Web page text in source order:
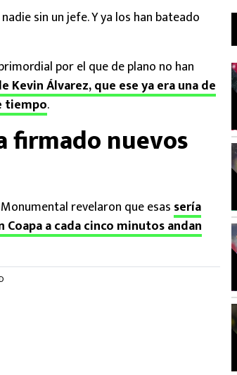
sin un jefe. Y ya los han bateado
por el que de plano no han
Kevin Álvarez, que ese ya era una de
tiempo.
firmado nuevos
revelaron que esas sería
Coapa a cada cinco minutos andan